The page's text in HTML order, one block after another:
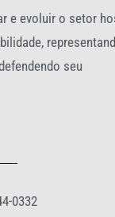
e evoluir o setor
seu
0332